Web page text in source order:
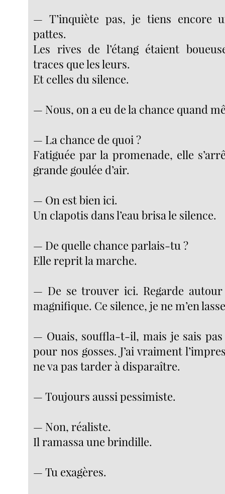
— T’inquiète pas, je tiens encore
pattes.
Les rives de l’étang étaient
traces que les leurs.
Et celles du silence.
— Nous, on a eu de la chance quand
— La chance de quoi ?
Fatiguée par la promenade, elle
grande goulée d’air.
— On est bien ici.
Un clapotis dans l’eau brisa le silence.
— De quelle chance parlais-tu ?
Elle reprit la marche.
— De se trouver ici. Regarde autour
magnifique. Ce silence, je ne m’en
— Ouais, souffla-t-il, mais je sais
pour nos gosses. J’ai vraiment
ne va pas tarder à disparaître.
— Toujours aussi pessimiste.
— Non, réaliste.
Il ramassa une brindille.
— Tu exagères.